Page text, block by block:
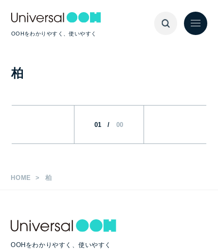
OOHをわかりやすく、使いやすく
柏
01 / 00
HOME 柏
OOHをわかりやすく、使いやすく